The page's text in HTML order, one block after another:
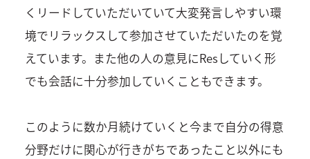
くリードしていただいていて大変発言しやすい環
境でリラックスして参加させていただいたのを覚
えています。また他の人の意見にResしていく形
でも会話に十分参加していくこともできます。
このように数か月続けていくと今まで自分の得意
分野だけに関心が行きがちであったこと以外にも